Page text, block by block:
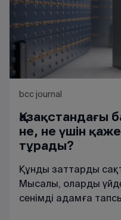
bcc journal
Қазақстандағы
не, не үшін
тұрады?
Құнды заттарды
Мысалы, оларды
сенімді адамға